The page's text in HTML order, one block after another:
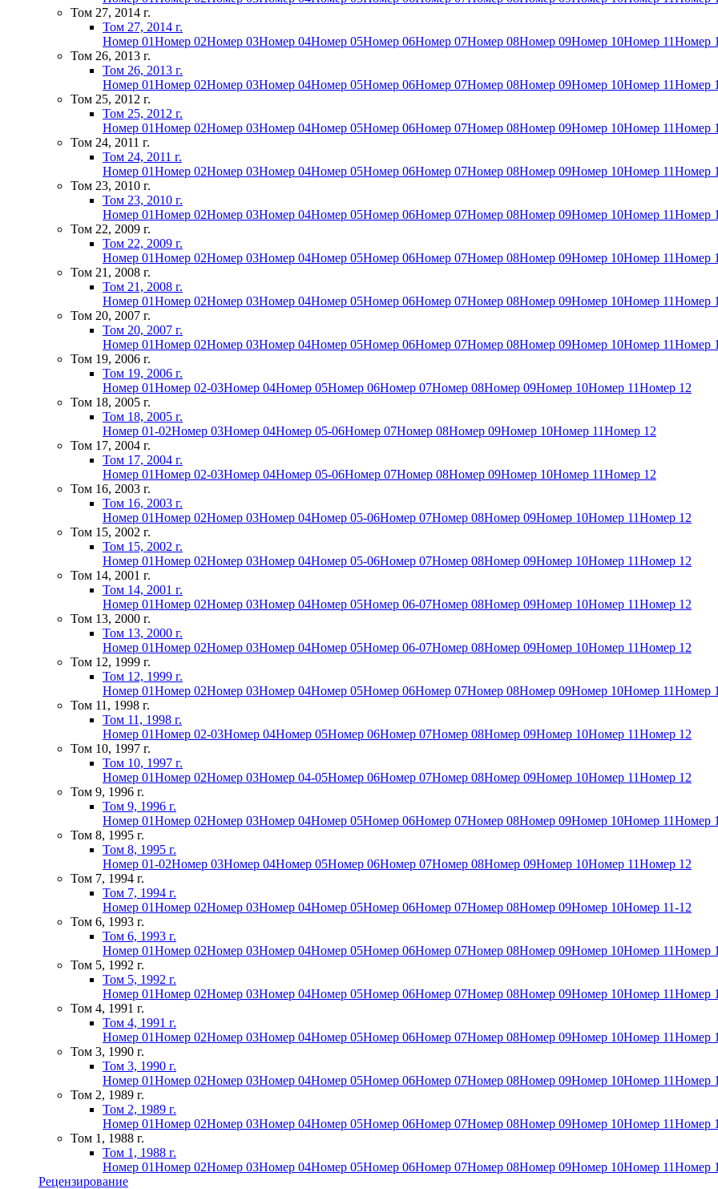
Том 27, 2014 г.
Том 27, 2014 г.
Номер 01Номер 02Номер 03Номер 04Номер 05Номер 06Номер 07Номер 08Номер 09Номер 10Номер 11Номер
Том 26, 2013 г.
Том 26, 2013 г.
Номер 01Номер 02Номер 03Номер 04Номер 05Номер 06Номер 07Номер 08Номер 09Номер 10Номер 11Номер
Том 25, 2012 г.
Том 25, 2012 г.
Номер 01Номер 02Номер 03Номер 04Номер 05Номер 06Номер 07Номер 08Номер 09Номер 10Номер 11Номер
Том 24, 2011 г.
Том 24, 2011 г.
Номер 01Номер 02Номер 03Номер 04Номер 05Номер 06Номер 07Номер 08Номер 09Номер 10Номер 11Номер
Том 23, 2010 г.
Том 23, 2010 г.
Номер 01Номер 02Номер 03Номер 04Номер 05Номер 06Номер 07Номер 08Номер 09Номер 10Номер 11Номер
Том 22, 2009 г.
Том 22, 2009 г.
Номер 01Номер 02Номер 03Номер 04Номер 05Номер 06Номер 07Номер 08Номер 09Номер 10Номер 11Номер
Том 21, 2008 г.
Том 21, 2008 г.
Номер 01Номер 02Номер 03Номер 04Номер 05Номер 06Номер 07Номер 08Номер 09Номер 10Номер 11Номер
Том 20, 2007 г.
Том 20, 2007 г.
Номер 01Номер 02Номер 03Номер 04Номер 05Номер 06Номер 07Номер 08Номер 09Номер 10Номер 11Номер
Том 19, 2006 г.
Том 19, 2006 г.
Номер 01Номер 02-03Номер 04Номер 05Номер 06Номер 07Номер 08Номер 09Номер 10Номер 11Номер 12
Том 18, 2005 г.
Том 18, 2005 г.
Номер 01-02Номер 03Номер 04Номер 05-06Номер 07Номер 08Номер 09Номер 10Номер 11Номер 12
Том 17, 2004 г.
Том 17, 2004 г.
Номер 01Номер 02-03Номер 04Номер 05-06Номер 07Номер 08Номер 09Номер 10Номер 11Номер 12
Том 16, 2003 г.
Том 16, 2003 г.
Номер 01Номер 02Номер 03Номер 04Номер 05-06Номер 07Номер 08Номер 09Номер 10Номер 11Номер 12
Том 15, 2002 г.
Том 15, 2002 г.
Номер 01Номер 02Номер 03Номер 04Номер 05-06Номер 07Номер 08Номер 09Номер 10Номер 11Номер 12
Том 14, 2001 г.
Том 14, 2001 г.
Номер 01Номер 02Номер 03Номер 04Номер 05Номер 06-07Номер 08Номер 09Номер 10Номер 11Номер 12
Том 13, 2000 г.
Том 13, 2000 г.
Номер 01Номер 02Номер 03Номер 04Номер 05Номер 06-07Номер 08Номер 09Номер 10Номер 11Номер 12
Том 12, 1999 г.
Том 12, 1999 г.
Номер 01Номер 02Номер 03Номер 04Номер 05Номер 06Номер 07Номер 08Номер 09Номер 10Номер 11Номер
Том 11, 1998 г.
Том 11, 1998 г.
Номер 01Номер 02-03Номер 04Номер 05Номер 06Номер 07Номер 08Номер 09Номер 10Номер 11Номер 12
Том 10, 1997 г.
Том 10, 1997 г.
Номер 01Номер 02Номер 03Номер 04-05Номер 06Номер 07Номер 08Номер 09Номер 10Номер 11Номер 12
Том 9, 1996 г.
Том 9, 1996 г.
Номер 01Номер 02Номер 03Номер 04Номер 05Номер 06Номер 07Номер 08Номер 09Номер 10Номер 11Номер
Том 8, 1995 г.
Том 8, 1995 г.
Номер 01-02Номер 03Номер 04Номер 05Номер 06Номер 07Номер 08Номер 09Номер 10Номер 11Номер 12
Том 7, 1994 г.
Том 7, 1994 г.
Номер 01Номер 02Номер 03Номер 04Номер 05Номер 06Номер 07Номер 08Номер 09Номер 10Номер 11-12
Том 6, 1993 г.
Том 6, 1993 г.
Номер 01Номер 02Номер 03Номер 04Номер 05Номер 06Номер 07Номер 08Номер 09Номер 10Номер 11Номер
Том 5, 1992 г.
Том 5, 1992 г.
Номер 01Номер 02Номер 03Номер 04Номер 05Номер 06Номер 07Номер 08Номер 09Номер 10Номер 11Номер
Том 4, 1991 г.
Том 4, 1991 г.
Номер 01Номер 02Номер 03Номер 04Номер 05Номер 06Номер 07Номер 08Номер 09Номер 10Номер 11Номер
Том 3, 1990 г.
Том 3, 1990 г.
Номер 01Номер 02Номер 03Номер 04Номер 05Номер 06Номер 07Номер 08Номер 09Номер 10Номер 11Номер
Том 2, 1989 г.
Том 2, 1989 г.
Номер 01Номер 02Номер 03Номер 04Номер 05Номер 06Номер 07Номер 08Номер 09Номер 10Номер 11Номер
Том 1, 1988 г.
Том 1, 1988 г.
Номер 01Номер 02Номер 03Номер 04Номер 05Номер 06Номер 07Номер 08Номер 09Номер 10Номер 11Номер
Рецензирование